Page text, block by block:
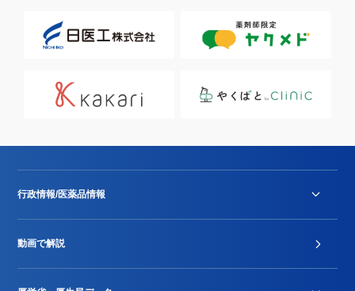
行政情報/医薬品情報
動画で解説